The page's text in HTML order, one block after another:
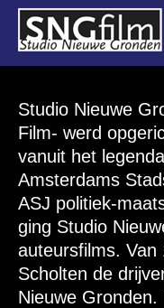
Studio Nieuwe
Film- werd
vanuit het
Amsterdams
ASJ politiek-
ging Studio
auteursfilms. Van
Scholten de
Nieuwe